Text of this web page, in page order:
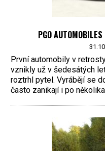
PGO
První automobily v
vznikly už v šedesátých
roztrhl pytel. Vyrábějí se
často zanikají i po